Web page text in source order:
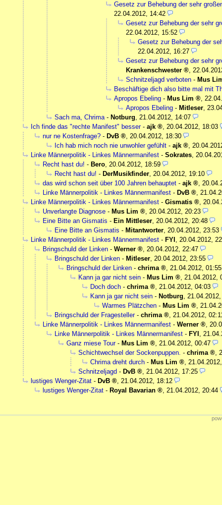
Gesetz zur Behebung der sehr
22.04.2012, 14:42
Gesetz zur Behebung der sehr
22.04.2012, 15:52
Gesetz zur Behebung der
22.04.2012, 16:27
Gesetz zur Behebung der sehr
Krankenschwester
,
Schnitzeljagd verboten - Mus
Beschäftige dich also bitte mal mit
Apropos Ebeling - Mus Lim ,
Apropos Ebeling - Mitleser,
Sach ma, Chrima- Notburg, 21.04.2012, 14:07
Ich finde das "rechte Manifest" besser- ajk , 20.04.2012, 18:03
nur ne Kostenfrage? - DvB , 20.04.2012, 18:30
Ich hab mich noch nie unwohler gefühlt - ajk ,
Linke Männerpolitik - Linkes Männermanifest - Sokrates,
Recht hast du! - Bero, 20.04.2012, 18:59
Recht hast du! - DerMusikfinder, 20.04.2012, 19:10
das wird schon seit über 100 Jahren behauptet - ajk ,
Linke Männerpolitik - Linkes Männermanifest - DvB ,
Linke Männerpolitik - Linkes Männermanifest - Gismatis ,
Unverlangte Diagnose - Mus Lim , 20.04.2012, 20:23
Eine Bitte an Gismatis - Ein Mittleser, 20.04.2012, 20:48
Eine Bitte an Gismatis - Mitantworter, 20.04.2012, 23:53
Linke Männerpolitik - Linkes Männermanifest - FYI , 20.04.2012,
Bringschuld der Linken - Werner , 20.04.2012, 22:47
Bringschuld der Linken - Mitleser, 20.04.2012, 23:55
Bringschuld der Linken - chrima , 21.04.2012, 01:55
Kann ja gar nicht sein - Mus Lim , 21.04.2012,
Doch doch - chrima , 21.04.2012, 04:03
Kann ja gar nicht sein - Notburg,
Warmes Plätzchen - Mus Lim ,
Bringschuld der Fragesteller- chrima , 21.04.2012,
Linke Männerpolitik - Linkes Männermanifest - Werner ,
Linke Männerpolitik - Linkes Männermanifest - FYI ,
Ganz miese Tour- Mus Lim , 21.04.2012, 00:47
Schichtwechsel der Sockenpuppen. - chrima ,
Chrima dreht durch - Mus Lim ,
Schnitzeljagd - DvB , 21.04.2012, 17:25
lustiges Wenger-Zitat - DvB , 21.04.2012, 18:12
lustiges Wenger-Zitat - Royal Bavarian , 21.04.2012, 20:44